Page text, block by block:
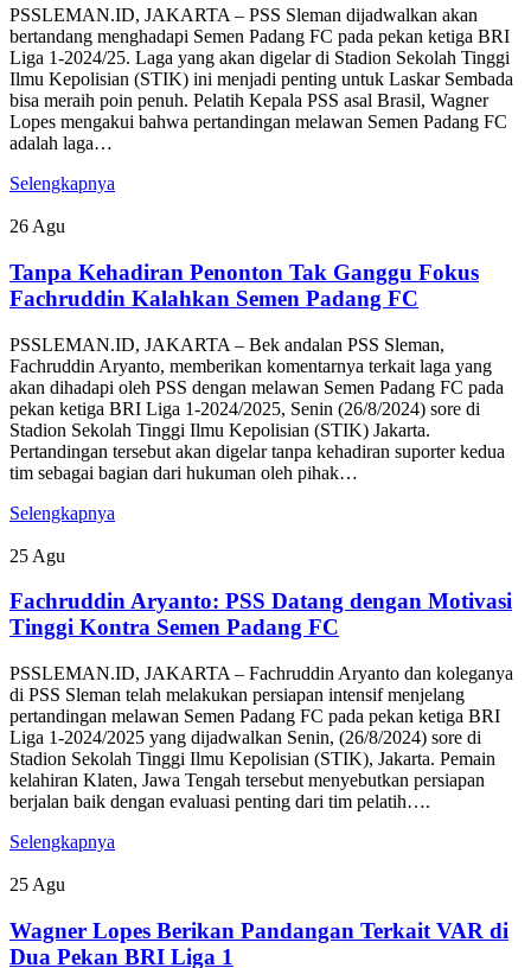
PSSLEMAN.ID, JAKARTA – PSS Sleman dijadwalkan akan
bertandang menghadapi Semen Padang FC pada pekan ketiga BRI
Liga 1-2024/25. Laga yang akan digelar di Stadion Sekolah Tinggi
Ilmu Kepolisian (STIK) ini menjadi penting untuk Laskar Sembada
bisa meraih poin penuh. Pelatih Kepala PSS asal Brasil, Wagner
Lopes mengakui bahwa pertandingan melawan Semen Padang FC
adalah laga…
Selengkapnya
26 Agu
Tanpa Kehadiran Penonton Tak Ganggu Fokus
Fachruddin Kalahkan Semen Padang FC
PSSLEMAN.ID, JAKARTA – Bek andalan PSS Sleman,
Fachruddin Aryanto, memberikan komentarnya terkait laga yang
akan dihadapi oleh PSS dengan melawan Semen Padang FC pada
pekan ketiga BRI Liga 1-2024/2025, Senin (26/8/2024) sore di
Stadion Sekolah Tinggi Ilmu Kepolisian (STIK) Jakarta.
Pertandingan tersebut akan digelar tanpa kehadiran suporter kedua
tim sebagai bagian dari hukuman oleh pihak…
Selengkapnya
25 Agu
Fachruddin Aryanto: PSS Datang dengan Motivasi
Tinggi Kontra Semen Padang FC
PSSLEMAN.ID, JAKARTA – Fachruddin Aryanto dan koleganya
di PSS Sleman telah melakukan persiapan intensif menjelang
pertandingan melawan Semen Padang FC pada pekan ketiga BRI
Liga 1-2024/2025 yang dijadwalkan Senin, (26/8/2024) sore di
Stadion Sekolah Tinggi Ilmu Kepolisian (STIK), Jakarta. Pemain
kelahiran Klaten, Jawa Tengah tersebut menyebutkan persiapan
berjalan baik dengan evaluasi penting dari tim pelatih….
Selengkapnya
25 Agu
Wagner Lopes Berikan Pandangan Terkait VAR di
Dua Pekan BRI Liga 1